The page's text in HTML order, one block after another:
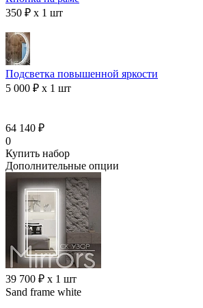
350 ₽ x 1 шт
Подсветка повышенной яркости
5 000 ₽ x 1 шт
64 140 ₽
0
Купить набор
Дополнительные опции
39 700 ₽ x 1 шт
Sand frame white